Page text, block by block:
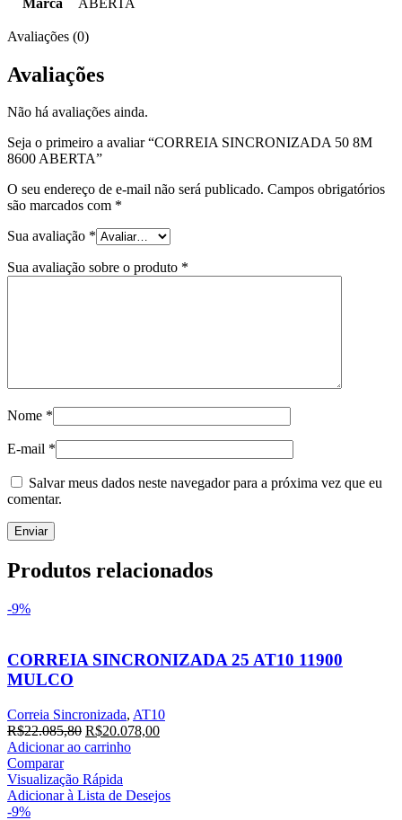
Avaliações (0)
Avaliações
Não há avaliações ainda.
Seja o primeiro a avaliar “CORREIA SINCRONIZADA 50 8M
8600 ABERTA”
O seu endereço de e-mail não será publicado. Campos obrigatórios
são marcados com *
Sua avaliação *
Sua avaliação sobre o produto *
Nome *
E-mail *
Salvar meus dados neste navegador para a próxima vez que eu
comentar.
Produtos relacionados
-9%
CORREIA SINCRONIZADA 25 AT10 11900
MULCO
Correia Sincronizada, AT10
R$22.085,80 O
preço
era:
R$22.085,80.
R$20.078,00O
R$20.078,00.
Adicionar ao carrinho
Comparar
Visualização Rápida
Adicionar à Lista de Desejos
-9%